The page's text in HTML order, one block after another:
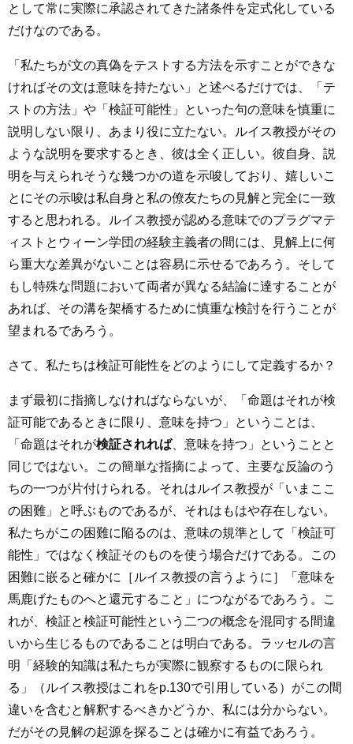
として常に実際に承認されてきた諸条件を定式化している
だけなのである。
「私たちが文の真偽をテストする方法を示すことができな
ければその文は意味を持たない」と述べるだけでは、「テ
ストの方法」や「検証可能性」といった句の意味を慎重に
説明しない限り、あまり役に立たない。ルイス教授がその
ような説明を要求するとき、彼は全く正しい。彼自身、説
明を与えられそうな幾つかの道を示唆しており、嬉しいこ
とにその示唆は私自身と私の僚友たちの見解と完全に一致
すると思われる。ルイス教授が認める意味でのプラグマテ
ィストとウィーン学団の経験主義者の間には、見解上に何
ら重大な差異がないことは容易に示せるであろう。そして
もし特殊な問題において両者が異なる結論に達することが
あれば、その溝を架橋するために慎重な検討を行うことが
望まれるであろう。
さて、私たちは検証可能性をどのようにして定義するか？
まず最初に指摘しなければならないが、「命題はそれが検
証可能であるときに限り、意味を持つ」ということは、
「命題はそれが検証されれば、意味を持つ」ということと
同じではない。この簡単な指摘によって、主要な反論のう
ちの一つが片付けられる。それはルイス教授が「いまここ
の困難」と呼ぶものであるが、それはもはや存在しない。
私たちがこの困難に陥るのは、意味の規準として「検証可
能性」ではなく検証そのものを使う場合だけである。この
困難に嵌ると確かに［ルイス教授の言うように］「意味を
馬鹿げたものへと還元すること」につながるであろう。こ
れが、検証と検証可能性という二つの概念を混同する間違
いから生じるものであることは明白である。ラッセルの言
明「経験的知識は私たちが実際に観察するものに限られ
る」（ルイス教授はこれをp.130で引用している）がこの間
違いを含むと解釈するべきかどうか、私には分からない。
だがその見解の起源を探ることは確かに有益であろう。